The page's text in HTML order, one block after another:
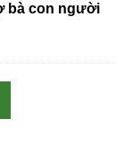
bà con người